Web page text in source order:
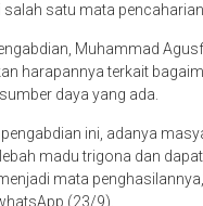
salah satu mata
Muhammad
harapannya terkait
daya yang ada.
ini, adanya
madu trigona dan
mata
(23/9).